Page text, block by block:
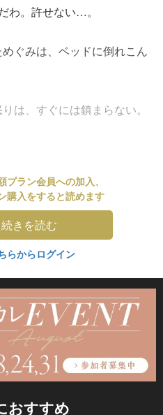
わ。許せない…。
ぐみは、ベッドに倒れこん
は、すぐには鎮まらない。
ラン会員への加入、
購入をすると読めます
きを読む
らからログイン
おすすめ